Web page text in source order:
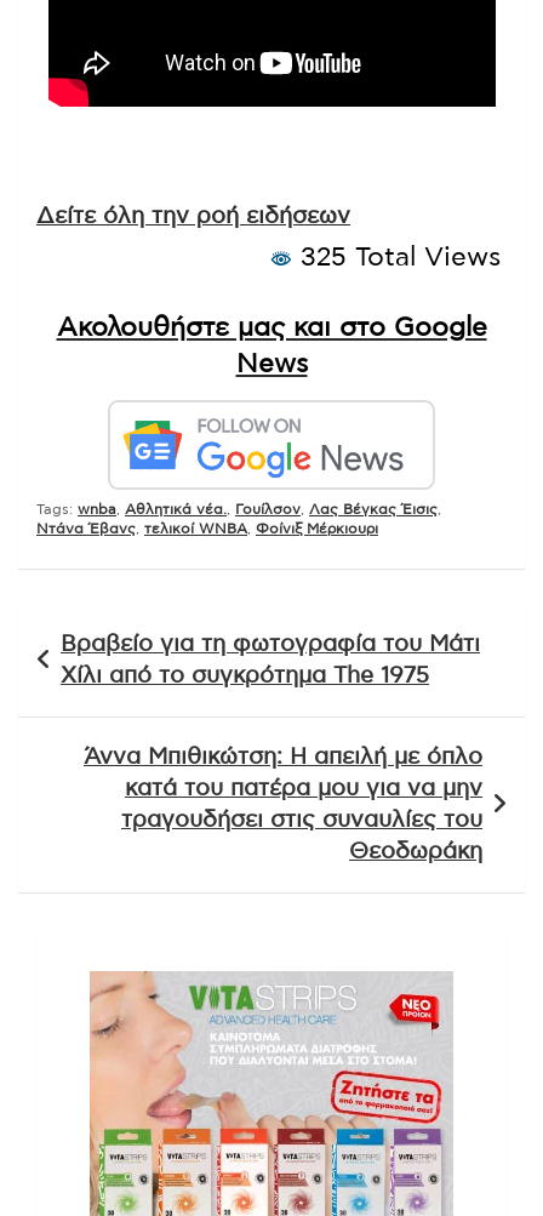
Δείτε όλη την ροή ειδήσεων
325 Total Views
Ακολουθήστε μας και στο Google
News
Tags: wnba Αθλητικά νέα. Γουίλσον Λας Βέγκας Έισις
Ντάνα Έβανς τελικοί WNBA Φοίνιξ Μέρκιουρι
άρθρων
Βραβείο για τη φωτογραφία του Μάτι
Χίλι από το συγκρότημα The 1975
Άννα Μπιθικώτση: Η απειλή με όπλο
κατά του πατέρα μου για να μην
τραγουδήσει στις συναυλίες του
Θεοδωράκη